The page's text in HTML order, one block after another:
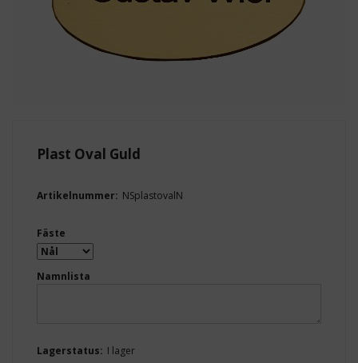
Plast Oval Guld
Artikelnummer: NSplastovalN
Fäste
Namnlista
Lagerstatus: I lager